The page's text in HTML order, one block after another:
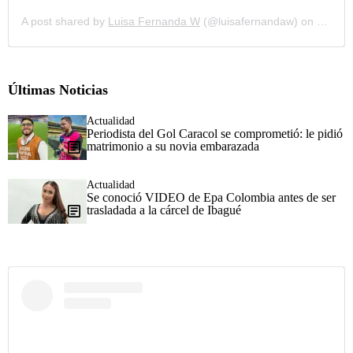
A post shared by Luisa Fernanda W (@luisafernandaw) on Nov
Últimas Noticias
Actualidad
Periodista del Gol Caracol se comprometió: le pidió
matrimonio a su novia embarazada
Actualidad
Se conoció VIDEO de Epa Colombia antes de ser
trasladada a la cárcel de Ibagué